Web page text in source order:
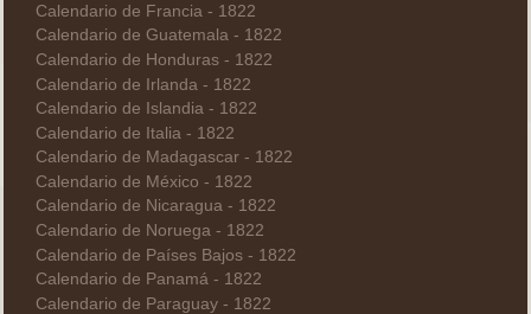
Calendario de Francia - 1822
Calendario de Guatemala - 1822
Calendario de Honduras - 1822
Calendario de Irlanda - 1822
Calendario de Islandia - 1822
Calendario de Italia - 1822
Calendario de Madagascar - 1822
Calendario de México - 1822
Calendario de Nicaragua - 1822
Calendario de Noruega - 1822
Calendario de Países Bajos - 1822
Calendario de Panamá - 1822
Calendario de Paraguay - 1822